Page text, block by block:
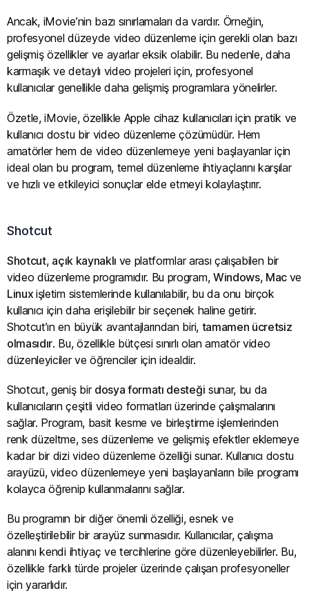
Ancak, iMovie’nin bazı sınırlamaları da vardır. Örneğin,
profesyonel düzeyde video düzenleme için gerekli olan bazı
gelişmiş özellikler ve ayarlar eksik olabilir. Bu nedenle, daha
karmaşık ve detaylı video projeleri için, profesyonel
kullanıcılar genellikle daha gelişmiş programlara yönelirler.
Özetle, iMovie, özellikle Apple cihaz kullanıcıları için pratik ve
kullanıcı dostu bir video düzenleme çözümüdür. Hem
amatörler hem de video düzenlemeye yeni başlayanlar için
ideal olan bu program, temel düzenleme ihtiyaçlarını karşılar
ve hızlı ve etkileyici sonuçlar elde etmeyi kolaylaştırır.
Shotcut
Shotcut, açık kaynaklı ve platformlar arası çalışabilen bir
video düzenleme programıdır. Bu program, Windows, Mac ve
Linuxişletim sistemlerinde kullanılabilir, bu da onu birçok
kullanıcı için daha erişilebilir bir seçenek haline getirir.
Shotcut’ın en büyük avantajlarından biri, tamamen ücretsiz
olmasıdır. Bu, özellikle bütçesi sınırlı olan amatör video
düzenleyiciler ve öğrenciler için idealdir.
Shotcut, geniş bir dosya formatı desteği sunar, bu da
kullanıcıların çeşitli video formatları üzerinde çalışmalarını
sağlar. Program, basit kesme ve birleştirme işlemlerinden
renk düzeltme, ses düzenleme ve gelişmiş efektler eklemeye
kadar bir dizi video düzenleme özelliği sunar. Kullanıcı dostu
arayüzü, video düzenlemeye yeni başlayanların bile programı
kolayca öğrenip kullanmalarını sağlar.
Bu programın bir diğer önemli özelliği, esnek ve
özelleştirilebilir bir arayüz sunmasıdır. Kullanıcılar, çalışma
alanını kendi ihtiyaç ve tercihlerine göre düzenleyebilirler. Bu,
özellikle farklı türde projeler üzerinde çalışan profesyoneller
için yararlıdır.